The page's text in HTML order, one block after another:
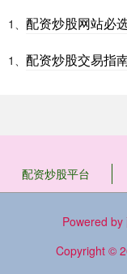
1、 配资炒股网站必
1、 配资炒股交易指
配资炒股平台
Powered by
Copyright ©